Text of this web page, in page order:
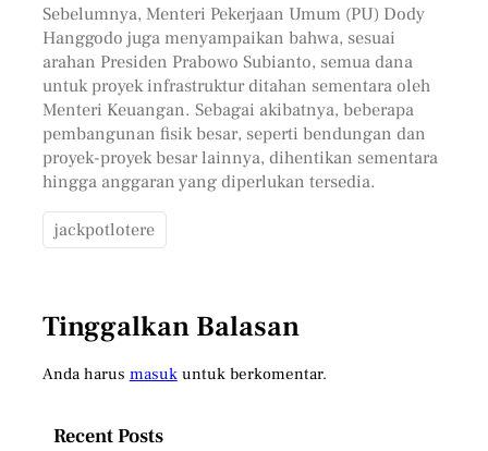
Sebelumnya, Menteri Pekerjaan Umum (PU) Dody
Hanggodo juga menyampaikan bahwa, sesuai
arahan Presiden Prabowo Subianto, semua dana
untuk proyek infrastruktur ditahan sementara oleh
Menteri Keuangan. Sebagai akibatnya, beberapa
pembangunan fisik besar, seperti bendungan dan
proyek-proyek besar lainnya, dihentikan sementara
hingga anggaran yang diperlukan tersedia.
jackpotlotere
Tinggalkan Balasan
Anda harus masukuntuk berkomentar.
Recent Posts